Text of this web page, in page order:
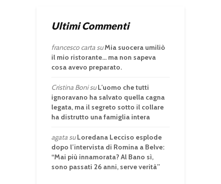
Ultimi Commenti
francesco cartasuMia suocera umiliò
il mio ristorante… ma non sapeva
cosa avevo preparato.
Cristina BonisuL’uomo che tutti
ignoravano ha salvato quella cagna
legata, ma il segreto sotto il collare
ha distrutto una famiglia intera
agatasuLoredana Lecciso esplode
dopo l’intervista di Romina a Belve:
“Mai più innamorata? Al Bano sì,
sono passati 26 anni, serve verità”